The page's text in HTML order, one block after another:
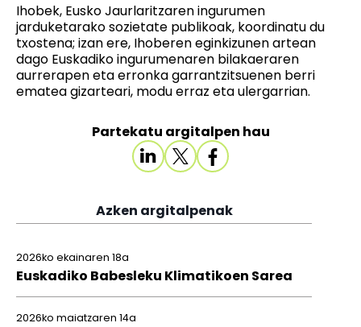
Ihobek, Eusko Jaurlaritzaren ingurumen
jarduketarako sozietate publikoak, koordinatu du
txostena; izan ere, Ihoberen eginkizunen artean
dago Euskadiko ingurumenaren bilakaeraren
aurrerapen eta erronka garrantzitsuenen berri
ematea gizarteari, modu erraz eta ulergarrian.
Partekatu argitalpen hau
Azken argitalpenak
2026ko ekainaren 18a
Euskadiko Babesleku Klimatikoen Sarea
2026ko maiatzaren 14a